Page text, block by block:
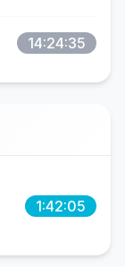
14:24:35
1:42:05